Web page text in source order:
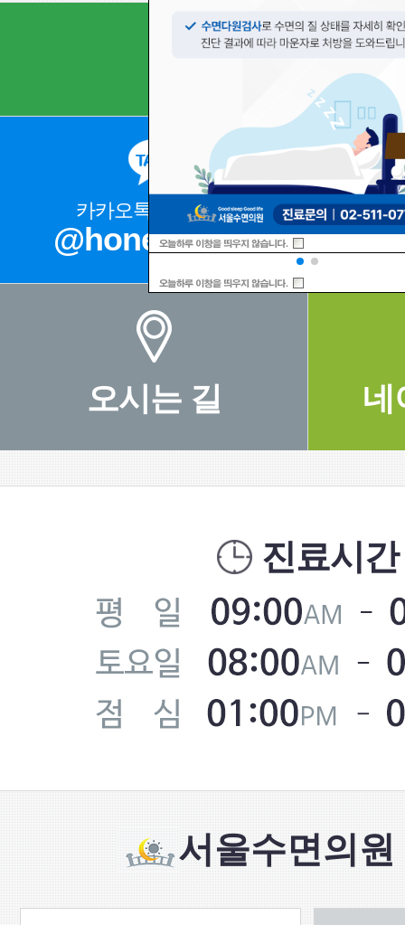
카카오톡 상담문의
@honeysleep
오시는 길 네
진료시간
서울수면의